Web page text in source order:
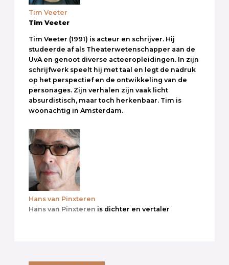
Tim Veeter
Tim Veeter
Tim Veeter (1991) is acteur en schrijver. Hij
studeerde af als Theaterwetenschapper aan de
UvA en genoot diverse acteeropleidingen. In zijn
schrijfwerk speelt hij met taal en legt de nadruk
op het perspectief en de ontwikkeling van de
personages. Zijn verhalen zijn vaak licht
absurdistisch, maar toch herkenbaar. Tim is
woonachtig in Amsterdam.
Hans van Pinxteren
Hans van Pinxteren is dichter en vertaler